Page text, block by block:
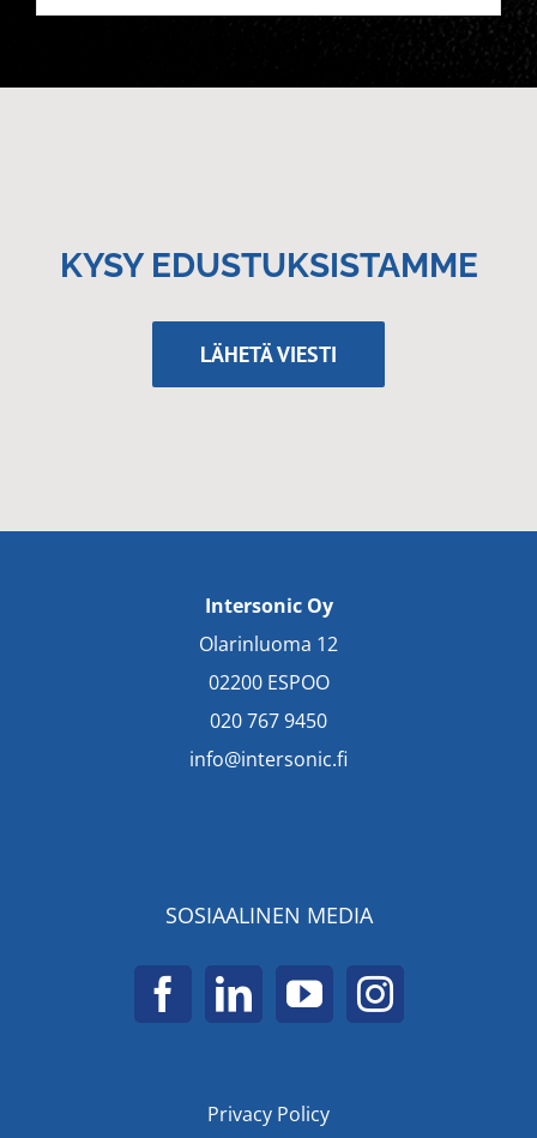
KYSY EDUSTUKSISTAMME
LÄHETÄ VIESTI
Intersonic Oy
Olarinluoma 12
02200 ESPOO
020 767 9450
info@intersonic.fi
SOSIAALINEN MEDIA
Privacy Policy